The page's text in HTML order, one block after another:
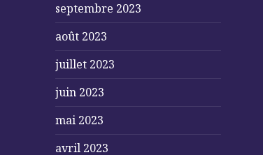
septembre 2023
août 2023
juillet 2023
juin 2023
mai 2023
avril 2023